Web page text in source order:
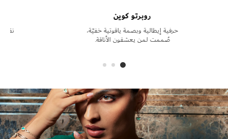
روبرتو كوين
حرفية إيطالية وبصمة ياقوتية خفيّة،
صُممت لمن يعشقون الأناقة.